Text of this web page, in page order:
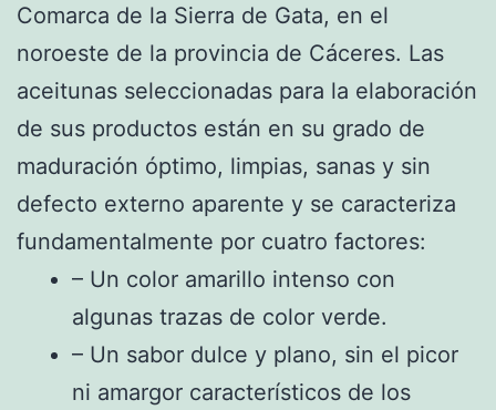
Comarca de la Sierra de Gata, en el
noroeste de la provincia de Cáceres. Las
aceitunas seleccionadas para la elaboración
de sus productos están en su grado de
maduración óptimo, limpias, sanas y sin
defecto externo aparente y se caracteriza
fundamentalmente por cuatro factores:
– Un color amarillo intenso con
algunas trazas de color verde.
– Un sabor dulce y plano, sin el picor
ni amargor característicos de los